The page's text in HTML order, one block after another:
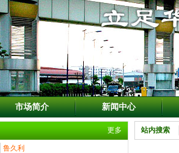
市场简介 新闻中心
更多
鲁久利
站内搜索